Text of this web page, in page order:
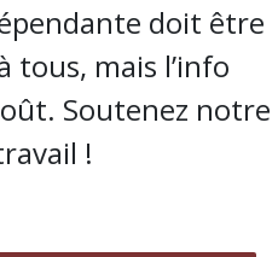
SUIVANT :
doit être
tous, mais l’info
Soutenez notre
!